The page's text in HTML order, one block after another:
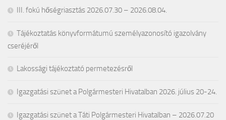
III. fokú hőségriasztás 2026.07.30 – 2026.08.04.
Tájékoztatás könyvformátumú személyazonosító igazolvány
cseréjéről
Lakossági tájékoztató permetezésről
Igazgatási szünet a Polgármesteri Hivatalban 2026. július 20-24.
Igazgatási szünet a Táti Polgármesteri Hivatalban – 2026.07.20